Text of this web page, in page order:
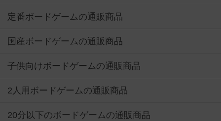
定番ボードゲームの通販商品
国産ボードゲームの通販商品
子供向けボードゲームの通販商品
2人用ボードゲームの通販商品
20分以下のボードゲームの通販商品